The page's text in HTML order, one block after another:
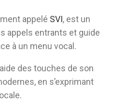
appelé SVI, est un
appels entrants et guide
à un menu vocal.
des touches de son
en s’exprimant